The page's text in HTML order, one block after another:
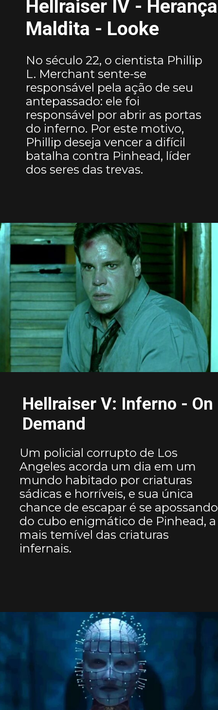
No século 22, o cientista Phillip
L. Merchant sente-se
responsável pela ação de seu
antepassado: ele foi
responsável por abrir as portas
do inferno. Por este motivo,
Phillip deseja vencer a difícil
batalha contra Pinhead, líder
dos seres das trevas.
Hellraiser IV - Herança
Maldita - Looke
Um policial corrupto de Los
Angeles acorda um dia em um
mundo habitado por criaturas
sádicas e horríveis, e sua única
chance de escapar é se apossando
do cubo enigmático de Pinhead, a
mais temível das criaturas
infernais.
Hellraiser V: Inferno - On
Demand